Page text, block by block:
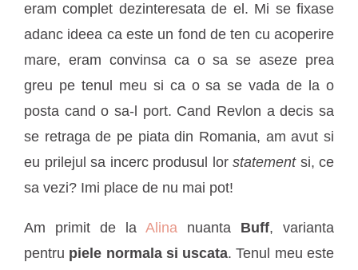
eram complet dezinteresata de el. Mi se fixase
adanc ideea ca este un fond de ten cu acoperire
mare, eram convinsa ca o sa se aseze prea
greu pe tenul meu si ca o sa se vada de la o
posta cand o sa-l port. Cand Revlon a decis sa
se retraga de pe piata din Romania, am avut si
eu prilejul sa incerc produsul lor statementsi, ce
sa vezi? Imi place de nu mai pot!
Am primit de laAlina nuanta Buff, varianta
pentru piele normala si uscata. Tenul meu este